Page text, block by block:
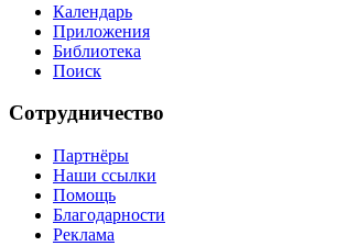
Календарь
Приложения
Библиотека
Поиск
Сотрудничество
Партнёры
Наши ссылки
Помощь
Благодарности
Реклама